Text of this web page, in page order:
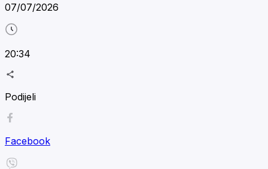
07/07/2026
20:34
Podijeli
Facebook